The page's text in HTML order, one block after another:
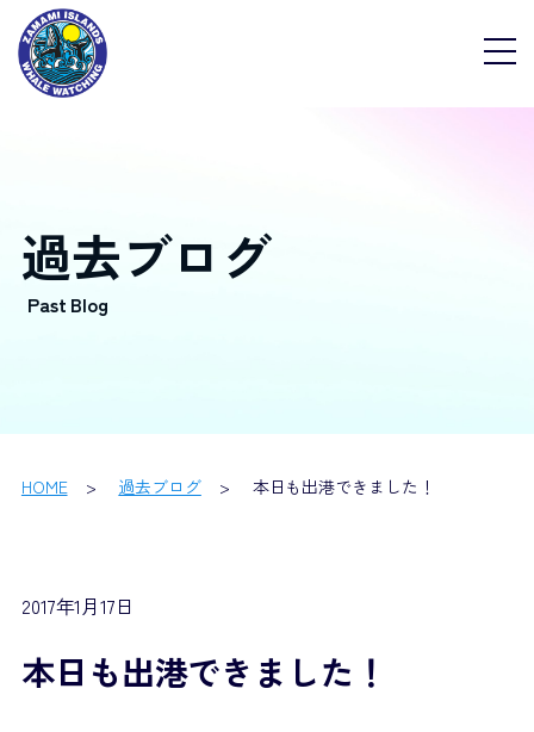
過去ブログ
HOME 過去ブログ 本日も出港できました！
2017年1月17日
本日も出港できました！